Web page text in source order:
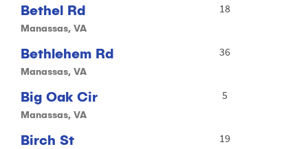
Bethel Rd
Manassas, VA
18
Bethlehem Rd
Manassas, VA
36
Big Oak Cir
Manassas, VA
5
Birch St 19